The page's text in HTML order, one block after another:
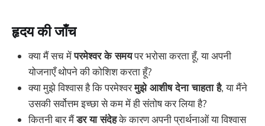
हृदय की जाँच
क्या मैं सच मेंपरमेश्वर के समयपर भरोसा करता हूँ, या अपनी
योजनाएँ थोपने की कोशिश करता हूँ?
क्या मुझे विश्वास है कि परमेश्वरमुझे आशीष देना चाहता है, या मैंने
उसकी सर्वोत्तम इच्छा से कम में ही संतोष कर लिया है?
कितनी बार मैंडर या संदेहके कारण अपनी प्रार्थनाओं या विश्वास